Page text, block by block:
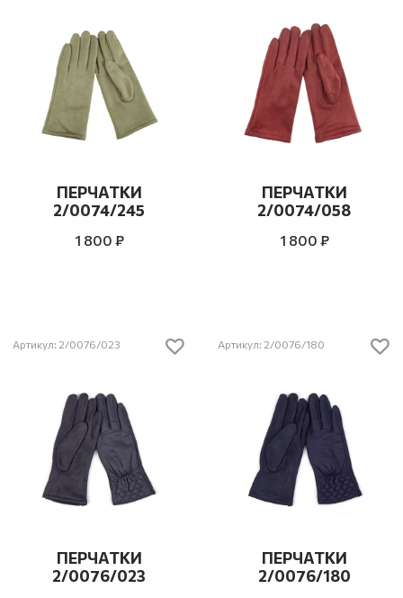
ПЕРЧАТКИ
2/0074/245
1 800 ₽
ПЕРЧАТКИ
2/0074/058
1 800 ₽
Артикул: 2/0076/023
ПЕРЧАТКИ
2/0076/023
Артикул: 2/0076/180
ПЕРЧАТКИ
2/0076/180